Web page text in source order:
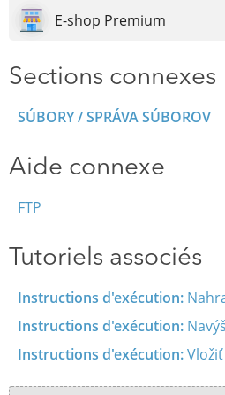
E-shop Premium
Sections connexes
SÚBORY / SPRÁVA SÚBOROV
Aide connexe
FTP
Tutoriels associés
Instructions d'exécution:
Instructions d'exécution:
Instructions d'exécution:Vložiť